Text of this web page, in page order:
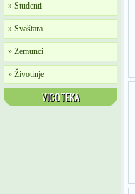
» Studenti
» Svaštara
» Zemunci
» Životinje
VICOTEKA